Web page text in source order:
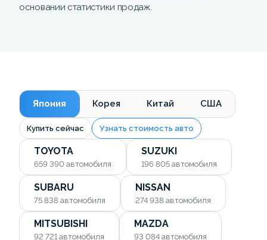
основании статистики продаж.
Япония Корея Китай США
Купить сейчас Узнать стоимость авто
TOYOTA
659 390 автомобиля
SUZUKI
196 805 автомобиля
SUBARU
75 838 автомобиля
NISSAN
274 938 автомобиля
MITSUBISHI
92 721 автомобиля
MAZDA
93 084 автомобиля